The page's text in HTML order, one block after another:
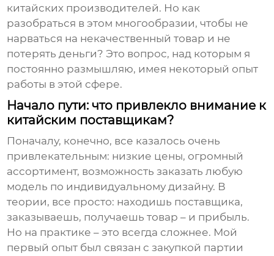
китайских производителей. Но как
разобраться в этом многообразии, чтобы не
нарваться на некачественный товар и не
потерять деньги? Это вопрос, над которым я
постоянно размышляю, имея некоторый опыт
работы в этой сфере.
Начало пути: что привлекло внимание к
китайским поставщикам?
Поначалу, конечно, все казалось очень
привлекательным: низкие цены, огромный
ассортимент, возможность заказать любую
модель по индивидуальному дизайну. В
теории, все просто: находишь поставщика,
заказываешь, получаешь товар – и прибыль.
Но на практике – это всегда сложнее. Мой
первый опыт был связан с закупкой партии